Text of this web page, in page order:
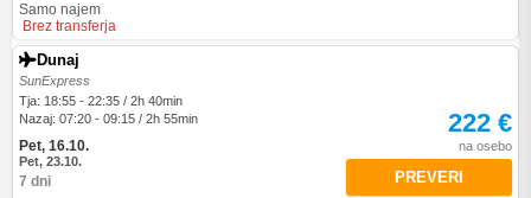
Samo najem
Brez transferja
Dunaj
SunExpress
Tja: 18:55 - 22:35 / 2h 40min
Nazaj: 07:20 - 09:15 / 2h 55min
Pet, 16.10.
Pet, 23.10.
7 dni
222 €
na osebo
PREVERI